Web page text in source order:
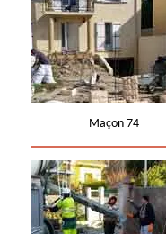
Maçon 74